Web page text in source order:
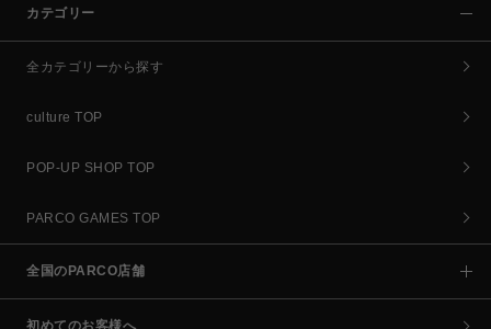
カテゴリー
全カテゴリーから探す
culture TOP
POP-UP SHOP TOP
PARCO GAMES TOP
全国のPARCO店舗